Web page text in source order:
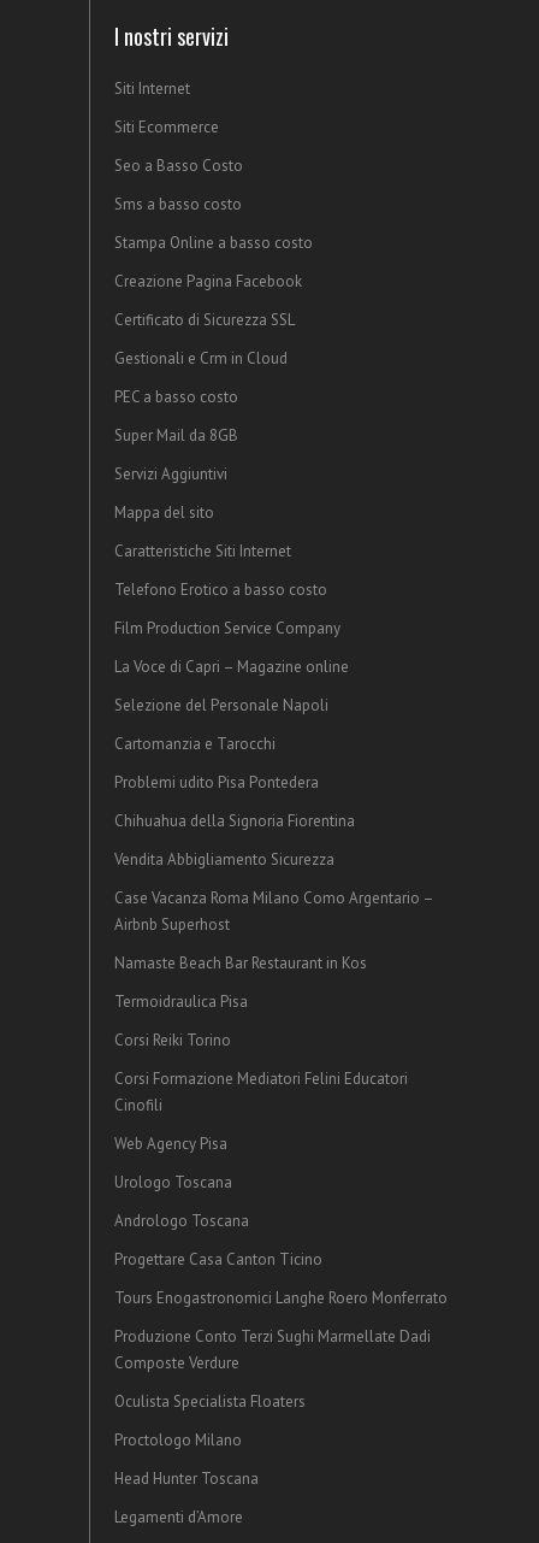
I nostri servizi
Siti Internet
Siti Ecommerce
Seo a Basso Costo
Sms a basso costo
Stampa Online a basso costo
Creazione Pagina Facebook
Certificato di Sicurezza SSL
Gestionali e Crm in Cloud
PEC a basso costo
Super Mail da 8GB
Servizi Aggiuntivi
Mappa del sito
Caratteristiche Siti Internet
Telefono Erotico a basso costo
Film Production Service Company
La Voce di Capri – Magazine online
Selezione del Personale Napoli
Cartomanzia e Tarocchi
Problemi udito Pisa Pontedera
Chihuahua della Signoria Fiorentina
Vendita Abbigliamento Sicurezza
Case Vacanza Roma Milano Como Argentario –
Airbnb Superhost
Namaste Beach Bar Restaurant in Kos
Termoidraulica Pisa
Corsi Reiki Torino
Corsi Formazione Mediatori Felini Educatori
Cinofili
Web Agency Pisa
Urologo Toscana
Andrologo Toscana
Progettare Casa Canton Ticino
Tours Enogastronomici Langhe Roero Monferrato
Produzione Conto Terzi Sughi Marmellate Dadi
Composte Verdure
Oculista Specialista Floaters
Proctologo Milano
Head Hunter Toscana
Legamenti d’Amore